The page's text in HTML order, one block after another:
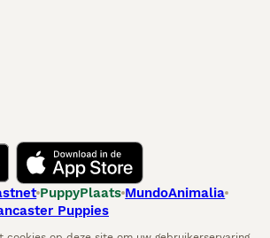
PuppyPlaats MundoAnimalia
Puppies